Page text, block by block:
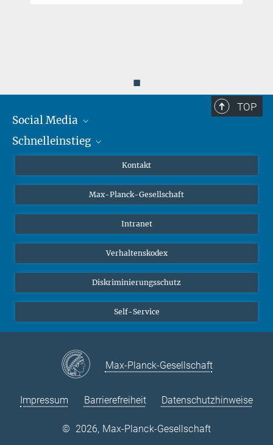
◼
TOP
Social Media
Mastodon
Schnelleinstieg
Studierende
Schüler*innen
Öffentlichkeit
Alumnae | Alumni
Kontakt
Max-Planck-Gesellschaft
Intranet
Verhaltenskodex
Diskriminierungsschutz
Self-Service
Max-Planck-Gesellschaft
Impressum Barrierefreiheit Datenschutzhinweise
© 2026, Max-Planck-Gesellschaft